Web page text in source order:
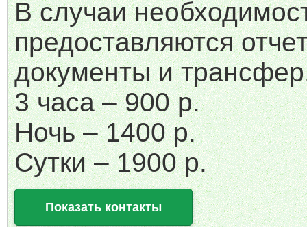
В случаи
предоставляются
документы и
3 часа – 900 р.
Ночь – 1400 р.
Сутки – 1900 р.
Показать контакты